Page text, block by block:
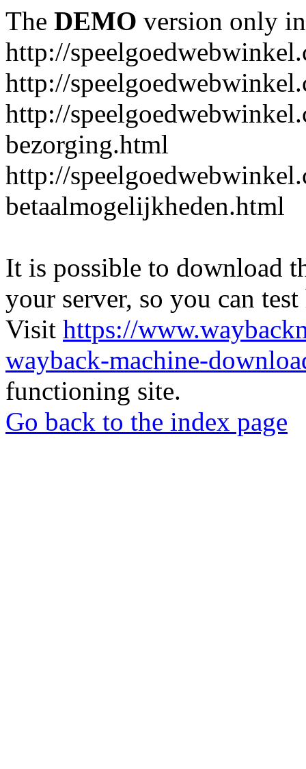
The DEMO version only
http://
http://
http://
bezorging.html
http://
betaalmogelijkheden.html
It is possible to download
your server, so you can
Visit https://
wayback-machine-
functioning site.
Go back to the index page